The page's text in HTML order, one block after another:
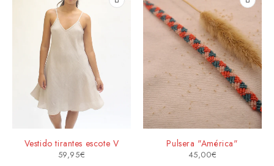
Vestido tirantes escote V
59,95€
Pulsera "América"
45,00€